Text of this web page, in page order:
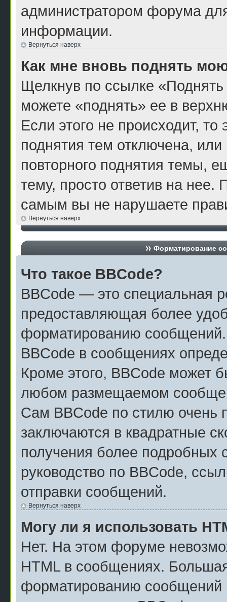
администратором форума
информации.
Вернуться наверх
Как мне вновь поднять
Щелкнув по ссылке
можете «поднять» ее в
Если этого не происходит, то
поднятия тем отключена,
повторного поднятия темы,
тему, просто ответив на нее.
самым вы не нарушаете
Вернуться наверх
Форматирование
Что такое BBCode?
BBCode — это специальная
предоставляющая более
форматированию
BBCode в сообщениях
Кроме этого, BBCode может
любом размещаемом
Сам BBCode по стилю очень
заключаются в квадратные
получения более подробных
руководство по BBCode,
отправки сообщений.
Вернуться наверх
Могу ли я использовать
Нет. На этом форуме
HTML в сообщениях.
форматированию сообщений